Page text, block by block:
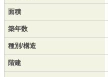
面積
築年数
種別/構造
階建